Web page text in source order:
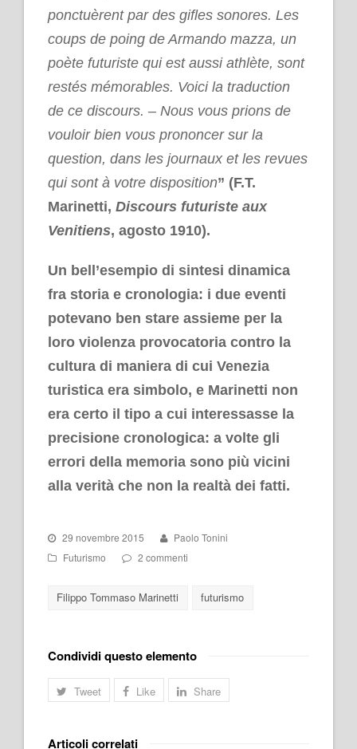
ponctuèrent par des gifles sonores. Les
coups de poing de Armando mazza, un
poète futuriste qui est aussi athlète, sont
restés mémorables. Voici la traduction
de ce discours. – Nous vous prions de
vouloir bien vous prononcer sur la
question, dans les journaux et les revues
qui sont à votre disposition” (F.T.
Marinetti, Discours futuriste aux
Venitiens, agosto 1910).
Un bell’esempio di sintesi dinamica
fra storia e cronologia: i due eventi
potevano ben stare assieme per la
loro violenza provocatoria contro la
cultura di maniera di cui Venezia
turistica era simbolo, e Marinetti non
era certo il tipo a cui interessasse la
precisione cronologica: a volte gli
errori della memoria sono più vicini
alla verità che non la realtà dei fatti.
29 novembre 2015
Paolo Tonini
Futurismo
2 commenti
Filippo Tommaso Marinetti futurismo
Condividi questo elemento
Tweet Like Share
Articoli correlati